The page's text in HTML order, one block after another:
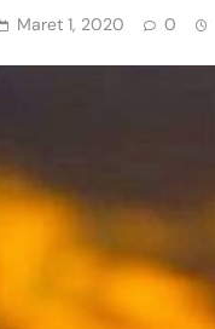
Maret 1, 2020 0